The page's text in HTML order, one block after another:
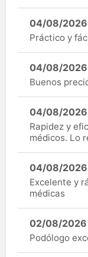
04/08/2026
Práctico y
04/08/2026
Buenos
04/08/2026
Rapidez y
médicos. Lo
04/08/2026
Excelente y
médicas
02/08/2026
Podólogo